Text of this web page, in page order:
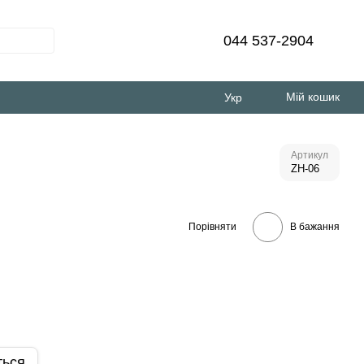
044 537-2904
Укр Мій кошик
Артикул
ZH-06
Порівняти В бажання